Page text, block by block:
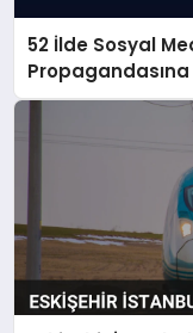
52 İlde Sosyal